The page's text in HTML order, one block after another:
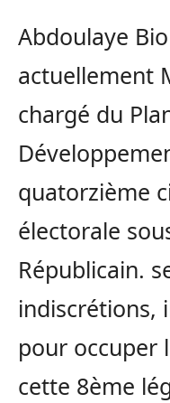
Abdoulaye
actuellement
chargé du
quatorzième
électorale
Républicain.
indiscrétions,
pour occuper
cette 8ème